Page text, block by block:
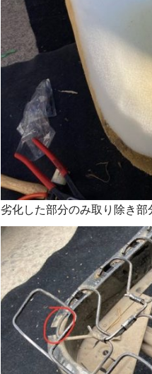
劣化した部分のみ取り除き部